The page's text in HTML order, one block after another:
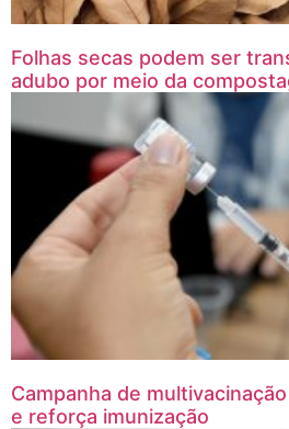
Folhas secas podem ser
adubo por meio da
Campanha de
e reforça imunização